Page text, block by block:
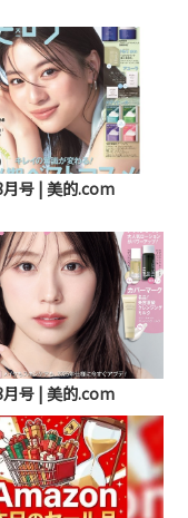
号 | 美的.com
号 | 美的.com